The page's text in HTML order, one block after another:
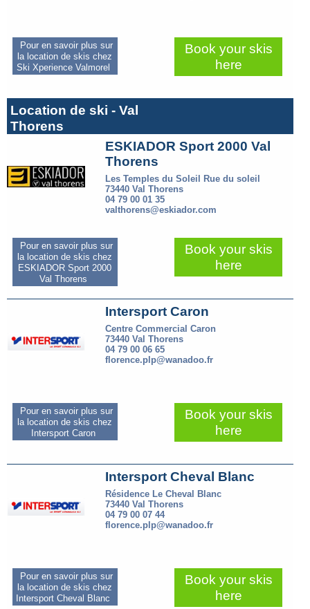
Pour en savoir plus sur
la location de skis chez
Ski Xperience Valmorel
Book your skis
here
Location de ski - Val
Thorens
ESKIADOR Sport 2000 Val
Thorens
Les Temples du Soleil Rue du soleil
73440 Val Thorens
04 79 00 01 35
valthorens@eskiador.com
Pour en savoir plus sur
la location de skis chez
ESKIADOR Sport 2000
Val Thorens
Book your skis
here
Intersport Caron
Centre Commercial Caron
73440 Val Thorens
04 79 00 06 65
florence.plp@wanadoo.fr
Pour en savoir plus sur
la location de skis chez
Intersport Caron
Book your skis
here
Intersport Cheval Blanc
Résidence Le Cheval Blanc
73440 Val Thorens
04 79 00 07 44
florence.plp@wanadoo.fr
Pour en savoir plus sur
la location de skis chez
Intersport Cheval Blanc
Book your skis
here